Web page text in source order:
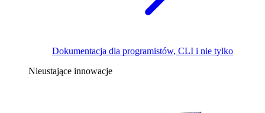
Dokumentacja dla programistów, CLI i nie tylko
Nieustające innowacje